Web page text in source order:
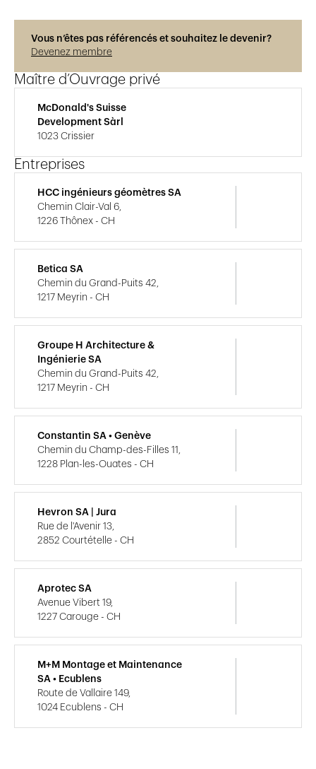
Vous n’êtes pas référencés et souhaitez le devenir?
Devenez membre
Maître d’Ouvrage privé
McDonald's Suisse
Development Sàrl
1023 Crissier
Entreprises
HCC ingénieurs géomètres SA
Chemin Clair-Val 6,
1226 Thônex - CH
Betica SA
Chemin du Grand-Puits 42,
1217 Meyrin - CH
Groupe H Architecture &
Ingénierie SA
Chemin du Grand-Puits 42,
1217 Meyrin - CH
Constantin SA • Genève
Chemin du Champ-des-Filles 11,
1228 Plan-les-Ouates - CH
Hevron SA | Jura
Rue de l'Avenir 13,
2852 Courtételle - CH
Aprotec SA
Avenue Vibert 19,
1227 Carouge - CH
M+M Montage et Maintenance
SA • Ecublens
Route de Vallaire 149,
1024 Ecublens - CH